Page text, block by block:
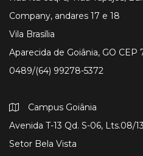
Company, andares 17 e 18
Vila Brasília
Aparecida de Goiânia, GO CEP
0489/(64) 99278-5372
Campus Goiânia
Avenida T-13 Qd. S-06, Lts.08/
Setor Bela Vista